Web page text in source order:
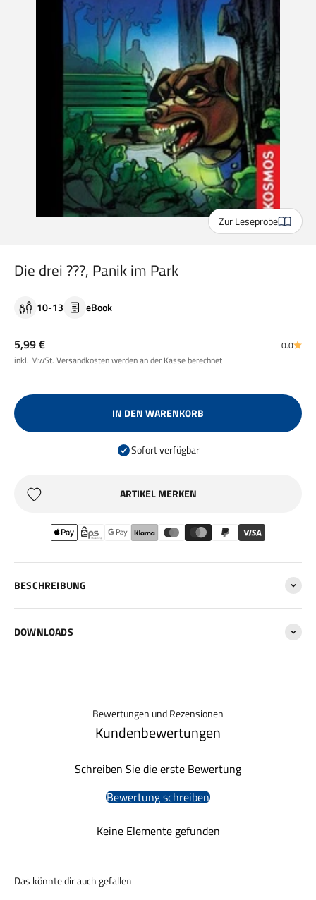
Zur Leseprobe
Die drei ???, Panik im Park
10-13 eBook
Angebot
5,99 €
inkl. MwSt. Versandkostenwerden an der Kasse berechnet
0.0
IN DEN WARENKORB
Sofort verfügbar
ARTIKEL MERKEN
BESCHREIBUNG
DOWNLOADS
Bewertungen und Rezensionen
Kundenbewertungen
Schreiben Sie die erste Bewertung
Bewertung schreiben
Keine Elemente gefunden